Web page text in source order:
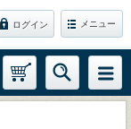
ログイン メニュー